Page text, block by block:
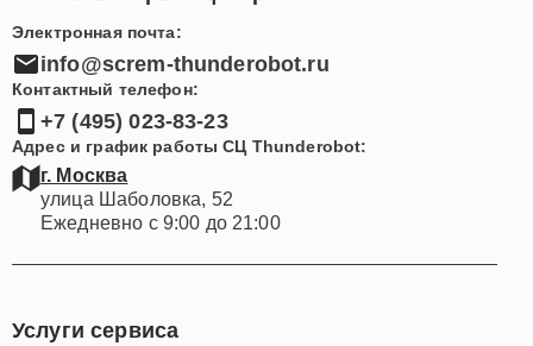
Электронная почта:
info@screm-thunderobot.ru
Контактный телефон:
+7 (495) 023-83-23
Адрес и график работы СЦ Thunderobot:
г. Москва
улица Шаболовка, 52
Ежедневно с 9:00 до 21:00
Услуги сервиса